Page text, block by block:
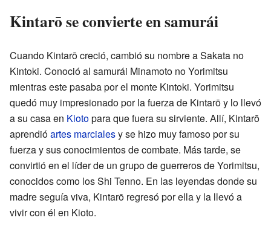
Kintarō se convierte en samurái
Cuando Kintarō creció, cambió su nombre a Sakata no
Kintoki. Conoció al samurái Minamoto no Yorimitsu
mientras este pasaba por el monte Kintoki. Yorimitsu
quedó muy impresionado por la fuerza de Kintarō y lo llevó
a su casa en Kiotopara que fuera su sirviente. Allí, Kintarō
aprendióartes marcialesy se hizo muy famoso por su
fuerza y sus conocimientos de combate. Más tarde, se
convirtió en el líder de un grupo de guerreros de Yorimitsu,
conocidos como los Shi Tenno. En las leyendas donde su
madre seguía viva, Kintarō regresó por ella y la llevó a
vivir con él en Kioto.